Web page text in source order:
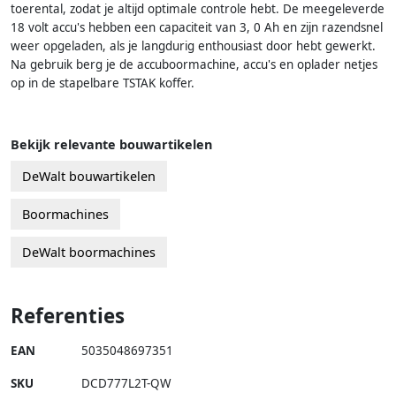
toerental, zodat je altijd optimale controle hebt. De meegeleverde
18 volt accu's hebben een capaciteit van 3, 0 Ah en zijn razendsnel
weer opgeladen, als je langdurig enthousiast door hebt gewerkt.
Na gebruik berg je de accuboormachine, accu's en oplader netjes
op in de stapelbare TSTAK koffer.
Bekijk relevante bouwartikelen
DeWalt bouwartikelen
Boormachines
DeWalt boormachines
Referenties
EAN 5035048697351
SKU DCD777L2T-QW